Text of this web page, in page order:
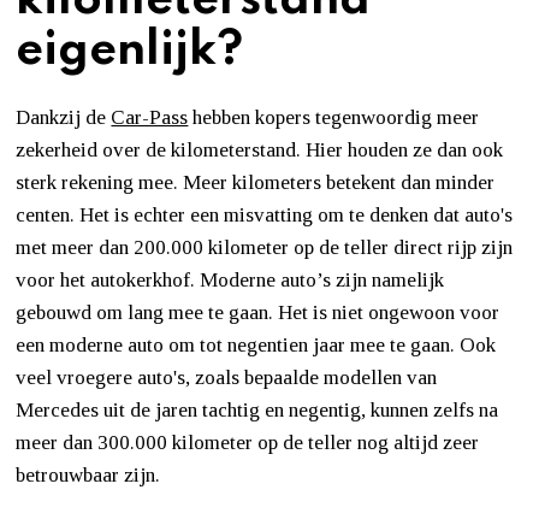
eigenlijk?
Dankzij de Car-Pass hebben kopers tegenwoordig meer
zekerheid over de kilometerstand. Hier houden ze dan ook
sterk rekening mee. Meer kilometers betekent dan minder
centen. Het is echter een misvatting om te denken dat auto's
met meer dan 200.000 kilometer op de teller direct rijp zijn
voor het autokerkhof. Moderne auto’s zijn namelijk
gebouwd om lang mee te gaan. Het is niet ongewoon voor
een moderne auto om tot negentien jaar mee te gaan. Ook
veel vroegere auto's, zoals bepaalde modellen van
Mercedes uit de jaren tachtig en negentig, kunnen zelfs na
meer dan 300.000 kilometer op de teller nog altijd zeer
betrouwbaar zijn.